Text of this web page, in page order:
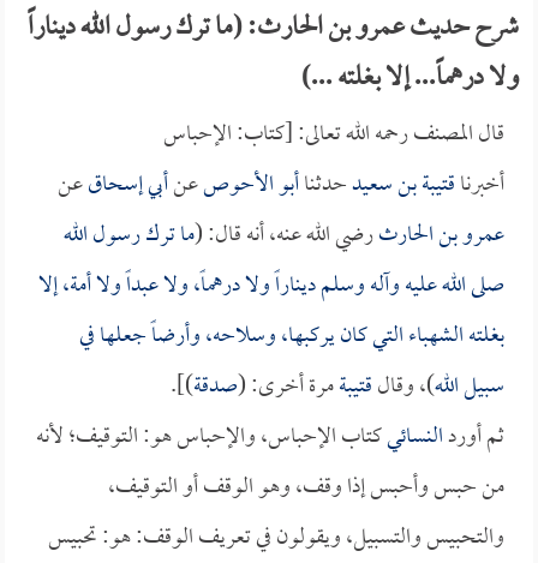
شرح حديث عمرو بن الحارث: (ما ترك رسول الله ديناراً
ولا درهماً... إلا بغلته ...)
قال المصنف رحمه الله تعالى: [كتاب: الإحباس
أخبرناقتيبة بن سعيدحدثناأبو الأحوصعنأبي إسحاقعن
عمرو بن الحارثرضي الله عنه، أنه قال: (ما ترك رسول الله
صلى الله عليه وآله وسلم ديناراً ولا درهماً، ولا عبداً ولا أمة، إلا
بغلته الشهباء التي كان يركبها، وسلاحه، وأرضاً جعلها في
سبيل الله)، وقالقتيبةمرة أخرى: (صدقة)].
ثم أوردالنسائيكتاب الإحباس، والإحباس هو: التوقيف؛ لأنه
من حبس وأحبس إذا وقف، وهو الوقف أو التوقيف،
والتحبيس والتسبيل، ويقولون في تعريف الوقف: هو: تحبيس